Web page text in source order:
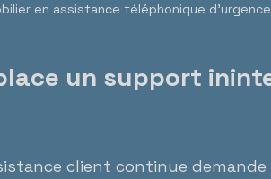
en assistance téléphonique d’urgence
un support
client continue